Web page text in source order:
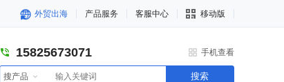
外贸出海 产品服务 客服中心 移动版
15825673071 手机查看
搜产品 搜索